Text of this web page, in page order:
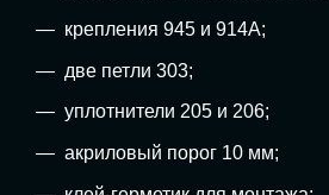
крепления 945 и 914A;
две петли 303;
уплотнители 205 и 206;
акриловый порог 10 мм;